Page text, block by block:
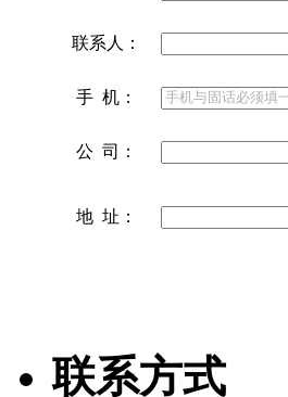
联系人：
手 机：
公 司：
地 址：
联系方式